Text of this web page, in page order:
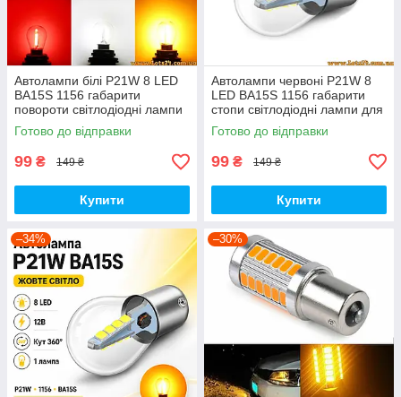
Автолампи білі P21W 8 LED
BA15S 1156 габарити
повороти світлодіодні лампи
для авто лед лампочки
задній хід лампи заднього
ходу led
Готово до відправки
99 ₴ 149 ₴
Купити
Автолампи червоні P21W 8
LED BA15S 1156 габарити
стопи світлодіодні лампи для
авто лед лампочки для стопів
стоп сигнал led
Готово до відправки
99 ₴ 149 ₴
Купити
–34% –30%